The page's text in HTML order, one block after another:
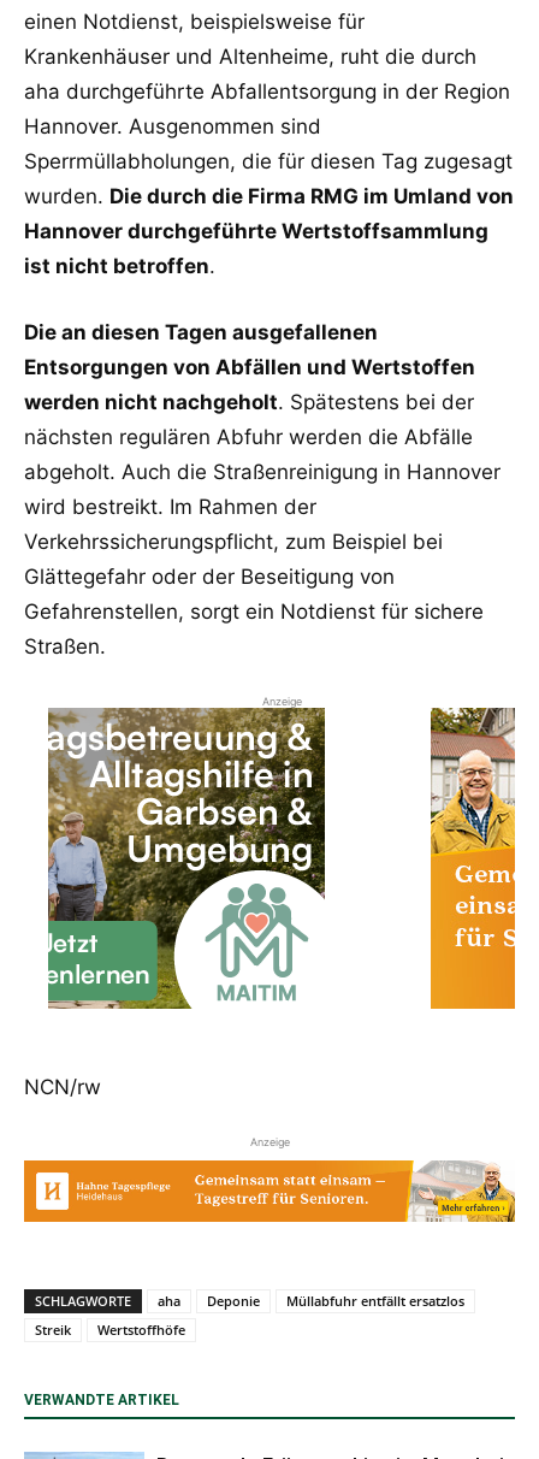
einen Notdienst, beispielsweise für
Krankenhäuser und Altenheime, ruht die durch
aha durchgeführte Abfallentsorgung in der Region
Hannover. Ausgenommen sind
Sperrmüllabholungen, die für diesen Tag zugesagt
wurden. Die durch die Firma RMG im Umland von
Hannover durchgeführte Wertstoffsammlung
ist nicht betroffen.
Die an diesen Tagen ausgefallenen
Entsorgungen von Abfällen und Wertstoffen
werden nicht nachgeholt. Spätestens bei der
nächsten regulären Abfuhr werden die Abfälle
abgeholt. Auch die Straßenreinigung in Hannover
wird bestreikt. Im Rahmen der
Verkehrssicherungspflicht, zum Beispiel bei
Glättegefahr oder der Beseitigung von
Gefahrenstellen, sorgt ein Notdienst für sichere
Straßen.
Anzeige
NCN/rw
Anzeige
SCHLAGWORTE aha Deponie
Müllabfuhr entfällt ersatzlos
Streik
Wertstoffhöfe
VERWANDTE ARTIKEL